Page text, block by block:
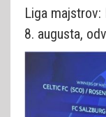
Liga majstrov:
8. augusta,